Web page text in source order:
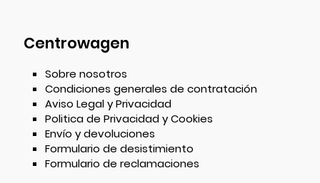
Centrowagen
Sobre nosotros
Condiciones generales de contratación
Aviso Legal y Privacidad
Politica de Privacidad y Cookies
Envío y devoluciones
Formulario de desistimiento
Formulario de reclamaciones